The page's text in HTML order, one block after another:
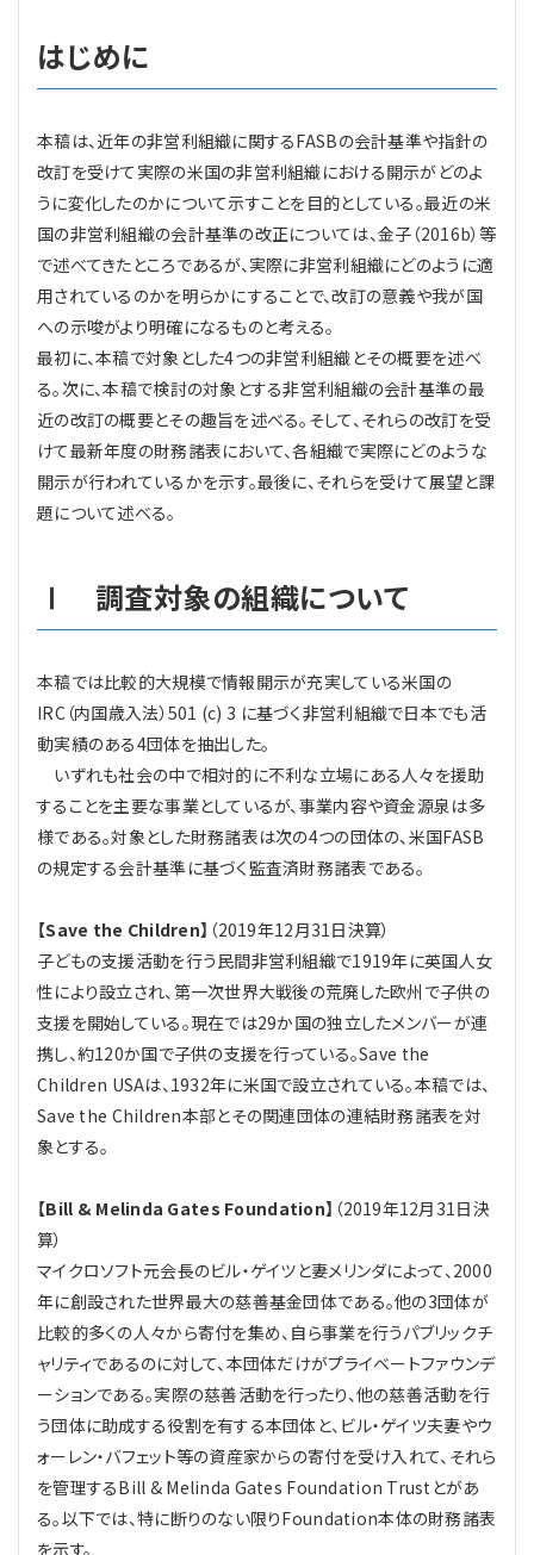
はじめに
本稿は、近年の非営利組織に関するFASBの会計基準や指針の
改訂を受けて実際の米国の非営利組織における開示がどのよ
うに変化したのかについて示すことを目的としている。最近の米
国の非営利組織の会計基準の改正については、金子（2016b）等
で述べてきたところであるが、実際に非営利組織にどのように適
用されているのかを明らかにすることで、改訂の意義や我が国
への示唆がより明確になるものと考える。
最初に、本稿で対象とした4つの非営利組織とその概要を述べ
る。次に、本稿で検討の対象とする非営利組織の会計基準の最
近の改訂の概要とその趣旨を述べる。そして、それらの改訂を受
けて最新年度の財務諸表において、各組織で実際にどのような
開示が行われているかを示す。最後に、それらを受けて展望と課
題について述べる。
Ⅰ 調査対象の組織について
本稿では比較的大規模で情報開示が充実している米国の
IRC（内国歳入法）501 (c) 3 に基づく非営利組織で日本でも活
動実績のある4団体を抽出した。
いずれも社会の中で相対的に不利な立場にある人々を援助
することを主要な事業としているが、事業内容や資金源泉は多
様である。対象とした財務諸表は次の4つの団体の、米国FASB
の規定する会計基準に基づく監査済財務諸表である。
【Save the Children】 （2019年12月31日決算）
子どもの支援活動を行う民間非営利組織で1919年に英国人女
性により設立され、第一次世界大戦後の荒廃した欧州で子供の
支援を開始している。現在では29か国の独立したメンバーが連
携し、約120か国で子供の支援を行っている。Save the
Children USAは、1932年に米国で設立されている。本稿では、
Save the Children本部とその関連団体の連結財務諸表を対
象とする。
【Bill & Melinda Gates Foundation】 （2019年12月31日決
算）
マイクロソフト元会長のビル・ゲイツと妻メリンダによって、2000
年に創設された世界最大の慈善基金団体である。他の3団体が
比較的多くの人々から寄付を集め、自ら事業を行うパブリックチ
ャリティであるのに対して、本団体だけがプライベートファウンデ
ーションである。実際の慈善活動を行ったり、他の慈善活動を行
う団体に助成する役割を有する本団体と、ビル・ゲイツ夫妻やウ
ォーレン・バフェット等の資産家からの寄付を受け入れて、それら
を管理するBill & Melinda Gates Foundation Trustとがあ
る。以下では、特に断りのない限りFoundation本体の財務諸表
を示す。